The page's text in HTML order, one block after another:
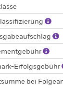
Erfolgsgebühr
bei